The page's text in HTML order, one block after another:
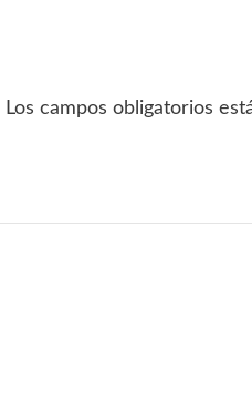
Los campos obligatorios